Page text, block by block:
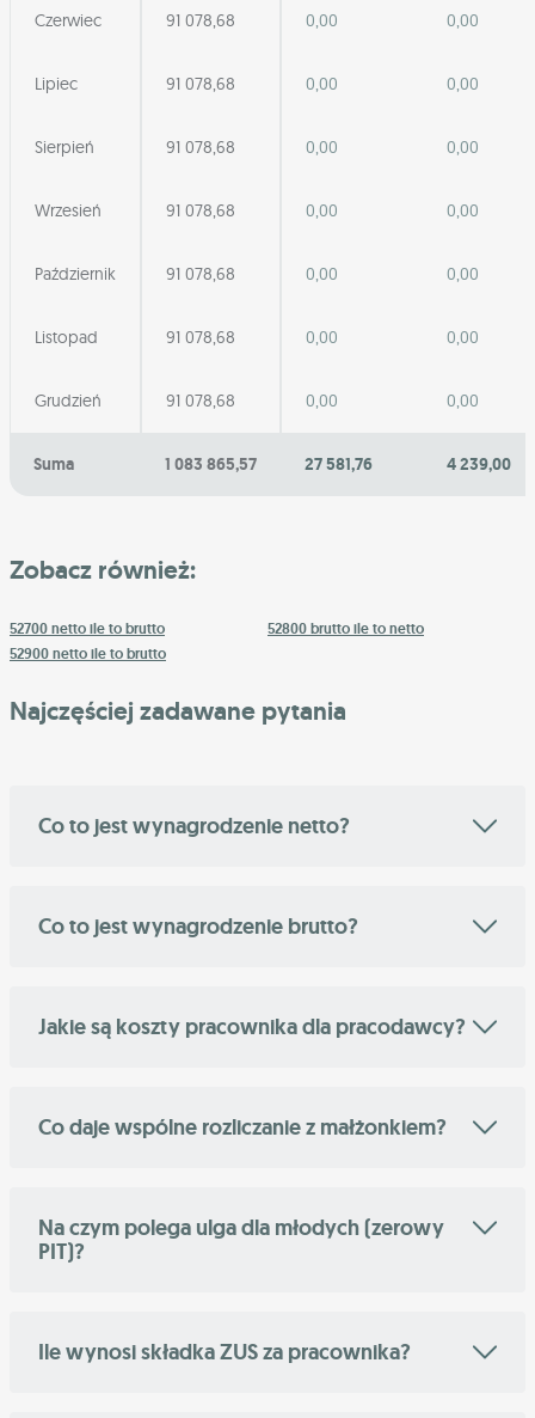
Czerwiec 91 078,68 0,00 0,00
Lipiec 91 078,68 0,00 0,00
Sierpień 91 078,68 0,00 0,00
Wrzesień 91 078,68 0,00 0,00
Październik 91 078,68 0,00 0,00
Listopad 91 078,68 0,00 0,00
Grudzień 91 078,68 0,00 0,00
Suma 1 083 865,57 27 581,76 4 239,00
Zobacz również:
52700 netto ile to brutto
52800 brutto ile to netto
52900 netto ile to brutto
Najczęściej zadawane pytania
Co to jest wynagrodzenie netto?
Co to jest wynagrodzenie brutto?
Jakie są koszty pracownika dla pracodawcy?
Co daje wspólne rozliczanie z małżonkiem?
Na czym polega ulga dla młodych (zerowy
PIT)?
Ile wynosi składka ZUS za pracownika?